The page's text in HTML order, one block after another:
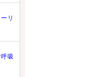
リ
吸